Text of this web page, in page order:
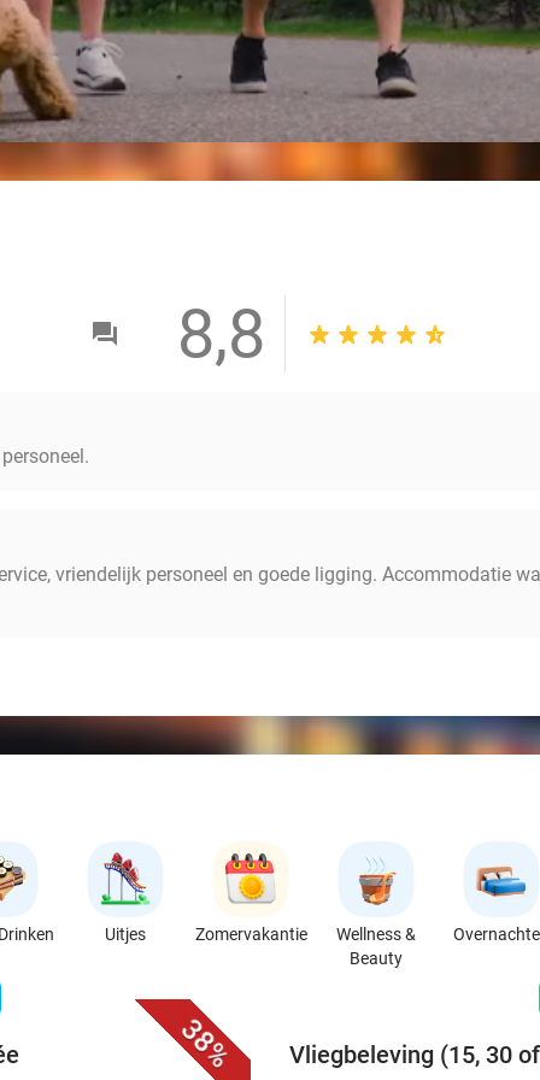
8,8
vriendelijk personeel en goede ligging. Accommodatie
Uitjes Zomervakantie
Wellness &
Beauty
38% Vliegbeleving (15, 30